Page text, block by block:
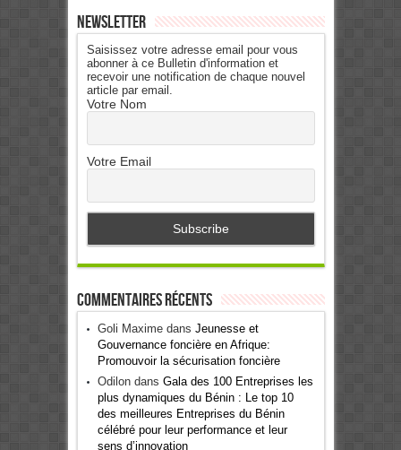
Newsletter
Saisissez votre adresse email pour vous
abonner à ce Bulletin d'information et
recevoir une notification de chaque nouvel
article par email.
Votre Nom
Votre Email
Commentaires récents
Goli Maximedans Jeunesse et
Gouvernance foncière en Afrique:
Promouvoir la sécurisation foncière
Odilondans Gala des 100 Entreprises les
plus dynamiques du Bénin : Le top 10
des meilleures Entreprises du Bénin
célébré pour leur performance et leur
sens d’innovation